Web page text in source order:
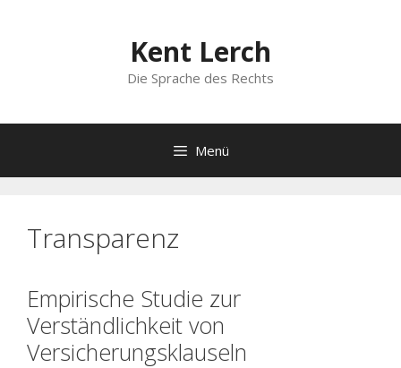
Kent Lerch
Die Sprache des Rechts
Menü
Transparenz
Empirische Studie zur
Verständlichkeit von
Versicherungsklauseln